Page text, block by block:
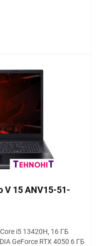
V 15 ANV15-51-
i5 13420H, 16 ГБ
GeForce RTX 4050 6 ГБ